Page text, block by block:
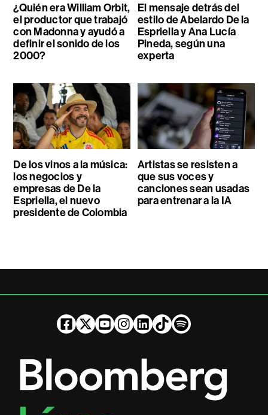
¿Quién era William Orbit,
el productor que trabajó
con Madonna y ayudó a
definir el sonido de los
2000?
El mensaje detrás del
estilo de Abelardo De la
Espriella y Ana Lucía
Pineda, según una
experta
De los vinos a la música:
los negocios y
empresas de De la
Espriella, el nuevo
presidente de Colombia
Artistas se resisten a
que sus voces y
canciones sean usadas
para entrenar a la IA